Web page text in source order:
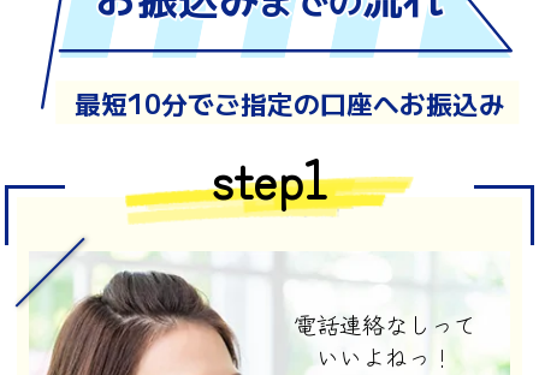
最短10分でご指定の口座へお振込み
step1
電話連絡なしって
いいよねっ！